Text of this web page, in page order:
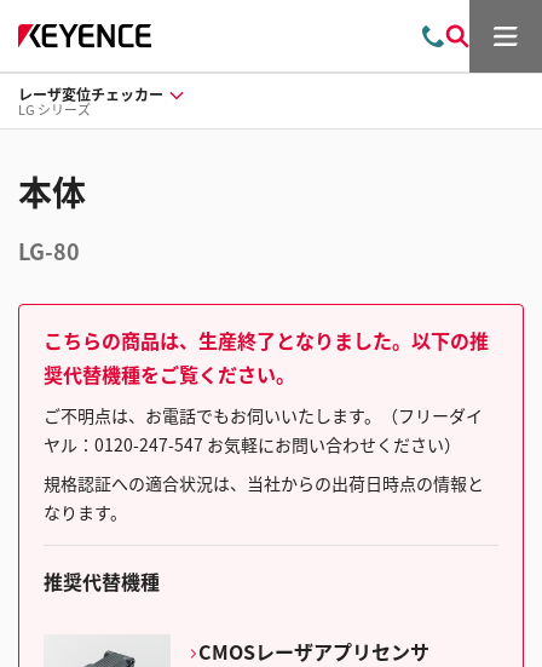
問
わ
索
メ
レーザ変位チェッカー
LG シリーズ
本体
LG-80
こちらの商品は、生産終了となりました。以下の推
奨代替機種をご覧ください。
ご不明点は、お電話でもお伺いいたします。（フリーダイ
ヤル：0120-247-547 お気軽にお問い合わせください）
規格認証への適合状況は、当社からの出荷日時点の情報と
なります。
推奨代替機種
CMOSレーザアプリセンサ